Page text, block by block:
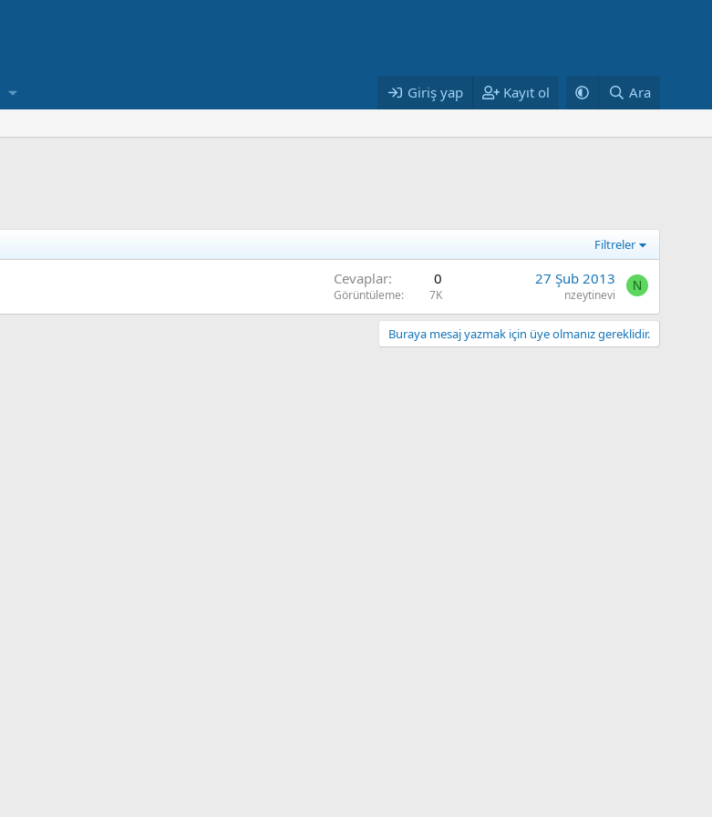
Giriş yap Kayıt ol Ara
Filtreler
Cevaplar 0
Görüntüleme 7K
27 Şub 2013
nzeytinevi
N
Buraya mesaj yazmak için üye olmanız gereklidir.